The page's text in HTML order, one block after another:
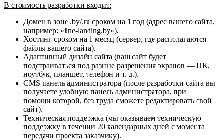
В стоимость разработки входит:
Домен в зоне .by/.ru сроком на 1 год (адрес вашего сайта,
например: «line-landing.by»).
Хостинг сроком на 1 месяц (сервер, где располагаются
файлы вашего сайта).
Адаптивный дизайн сайта (ваш сайт будет
подстраиваться под разные разрешения экранов — ПК,
ноутбук, планшет, телефон и т. д.).
CMS панель администратора (после разработки сайта вы
получаете удобную панель администратора, при
помощи которой, без труда сможете редактировать свой
сайт).
Техническая поддержка (мы оказываем техническую
поддержку в течении 20 календарных дней с момента
передачи проекта заказчику).